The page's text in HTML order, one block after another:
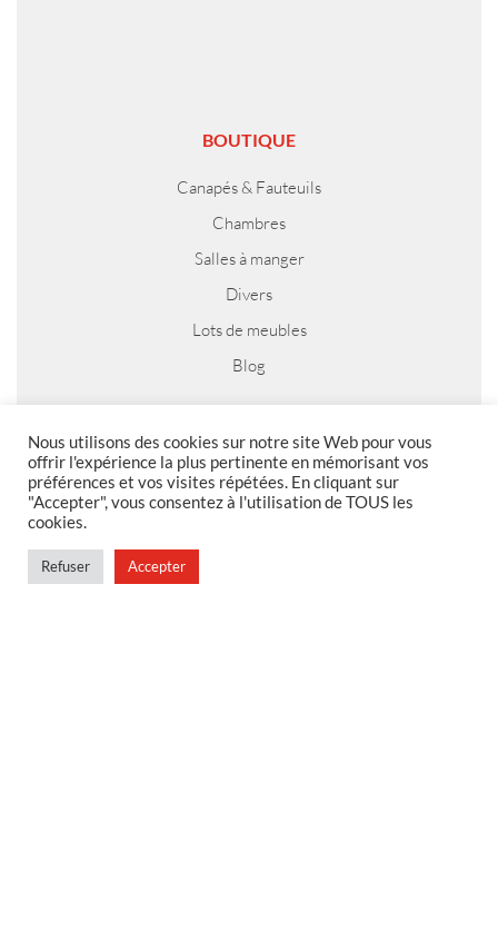
BOUTIQUE
Canapés & Fauteuils
Chambres
Salles à manger
Divers
Lots de meubles
Blog
MENTIONS LEGALES
Politique de confidentialité
Conditions générales de vente
Nous utilisons des cookies sur notre site Web pour vous
offrir l'expérience la plus pertinente en mémorisant vos
préférences et vos visites répétées. En cliquant sur
"Accepter", vous consentez à l'utilisation de TOUS les
cookies.
Refuser Accepter